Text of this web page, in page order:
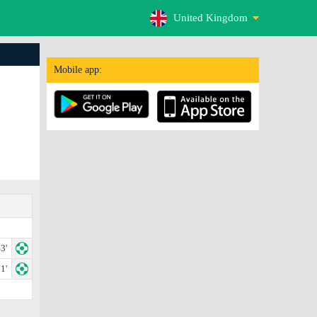
United Kingdom
Mobile app: